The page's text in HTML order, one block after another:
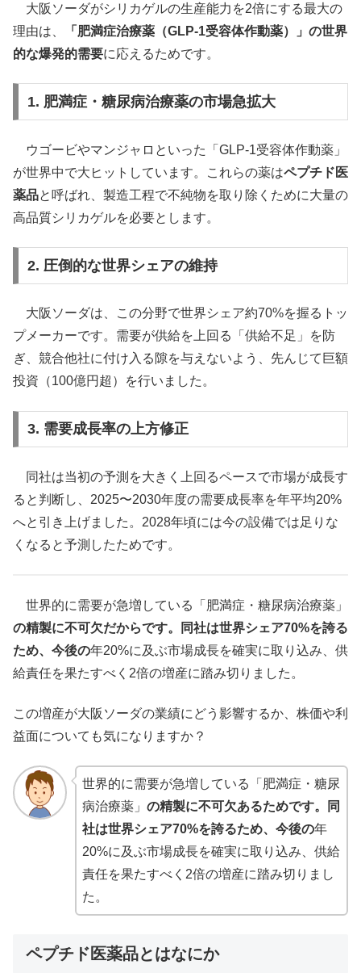
大阪ソーダがシリカゲルの生産能力を2倍にする最大の
理由は、
「肥満症治療薬（GLP-1受容体作動薬）」の世界
的な爆発的需要に応えるためです。
1. 肥満症・糖尿病治療薬の市場急拡大
ウゴービやマンジャロといった「GLP-1受容体作動薬」
が世界中で大ヒットしています。これらの薬はペプチド医
薬品と呼ばれ、製造工程で不純物を取り除くために大量の
高品質シリカゲルを必要とします。
2. 圧倒的な世界シェアの維持
大阪ソーダは、この分野で世界シェア約70%を握るトッ
プメーカーです。需要が供給を上回る「供給不足」を防
ぎ、競合他社に付け入る隙を与えないよう、先んじて巨額
投資（100億円超）を行いました。
3. 需要成長率の上方修正
同社は当初の予測を大きく上回るペースで市場が成長す
ると判断し、2025〜2030年度の需要成長率を年平均20%
へと引き上げました。2028年頃には今の設備では足りな
くなると予測したためです。
世界的に需要が急増している「肥満症・糖尿病治療薬」
の精製に不可欠だからです。同社は世界シェア70%を誇る
ため、今後の年20%に及ぶ市場成長を確実に取り込み、供
給責任を果たすべく2倍の増産に踏み切りました。
この増産が大阪ソーダの業績にどう影響するか、株価や利
益面についても気になりますか？
世界的に需要が急増している「肥満症・糖尿
病治療薬」 の精製に不可欠あるためです。同
社は世界シェア70%を誇るため、今後の年
20%に及ぶ市場成長を確実に取り込み、供給
責任を果たすべく2倍の増産に踏み切りまし
た。
ペプチド医薬品とはなにか